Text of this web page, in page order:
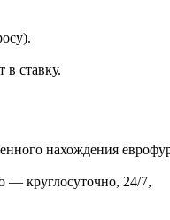
в ставку.
нахождения
— круглосуточно, 24/7,